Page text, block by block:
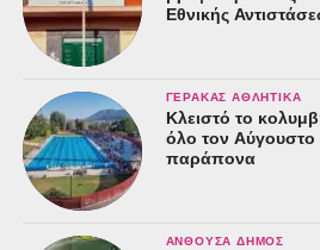
Εθνικής
ΓΈΡΑΚΑΣ ΑΘΛΗΤΙΚΆ
Κλειστό το
όλο τον Αύγουστο
παράπονα
ΑΝΘΟΎΣΑ ΔΉΜΟΣ